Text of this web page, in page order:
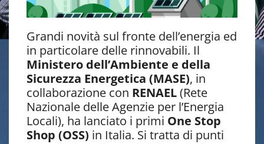
Grandi novità sul fronte dell’energia ed
in particolare delle rinnovabili. Il
Ministero dell’Ambiente e della
Sicurezza Energetica (MASE), in
collaborazione con RENAEL(Rete
Nazionale delle Agenzie per l’Energia
Locali), ha lanciato i primi One Stop
Shop (OSS) in Italia. Si tratta di punti